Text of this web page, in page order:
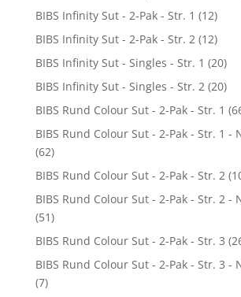
BIBS Infinity Sut - 2-Pak - Str. 1 (12)
BIBS Infinity Sut - 2-Pak - Str. 2 (12)
BIBS Infinity Sut - Singles - Str. 1 (20)
BIBS Infinity Sut - Singles - Str. 2 (20)
BIBS Rund Colour Sut - 2-Pak - Str. 1
BIBS Rund Colour Sut - 2-Pak - Str. 1 -
(62)
BIBS Rund Colour Sut - 2-Pak - Str. 2
BIBS Rund Colour Sut - 2-Pak - Str. 2 -
(51)
BIBS Rund Colour Sut - 2-Pak - Str. 3
BIBS Rund Colour Sut - 2-Pak - Str. 3 -
(7)